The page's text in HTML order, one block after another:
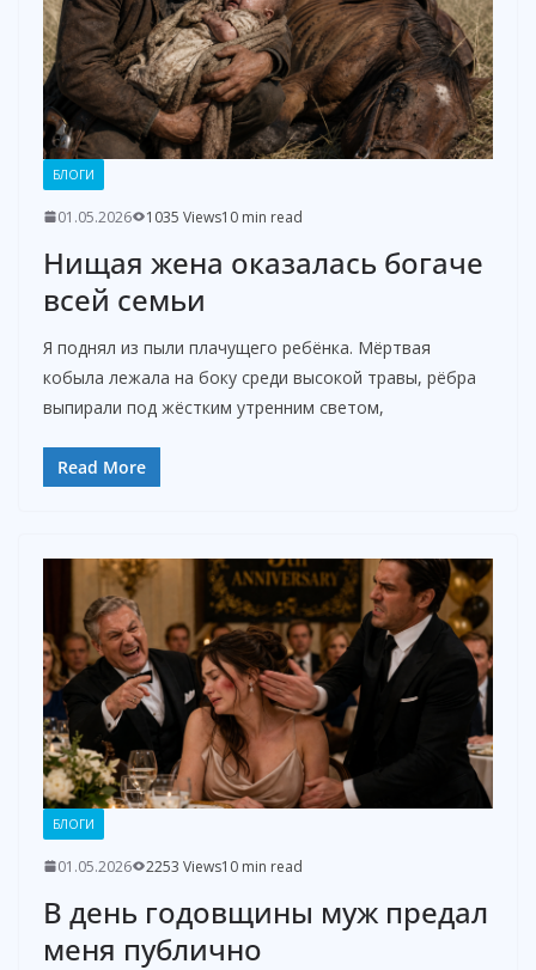
БЛОГИ
01.05.2026 1035 Views10 min read
Нищая жена оказалась богаче
всей семьи
Я поднял из пыли плачущего ребёнка. Мёртвая
кобыла лежала на боку среди высокой травы, рёбра
выпирали под жёстким утренним светом,
Read More
БЛОГИ
01.05.2026 2253 Views10 min read
В день годовщины муж предал
меня публично